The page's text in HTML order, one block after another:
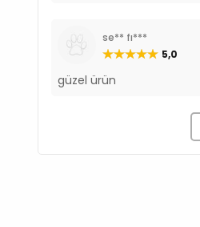
se** fı***
5,0
güzel ürün